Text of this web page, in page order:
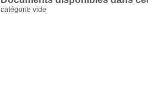
catégorie vide